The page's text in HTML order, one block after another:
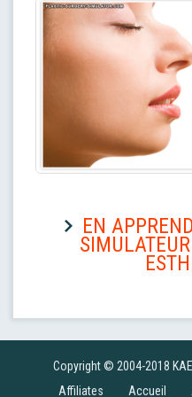
EN
Copyright © 2004-2018
Affiliates
Accueil